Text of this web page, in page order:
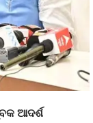
ଆଦର୍ଶ